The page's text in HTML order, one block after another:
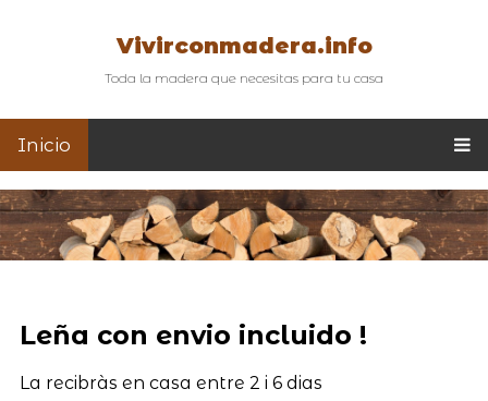
Vivirconmadera.info
Toda la madera que necesitas para tu casa
Inicio
Leña con envio incluido !
La recibràs en casa entre 2 i 6 dias